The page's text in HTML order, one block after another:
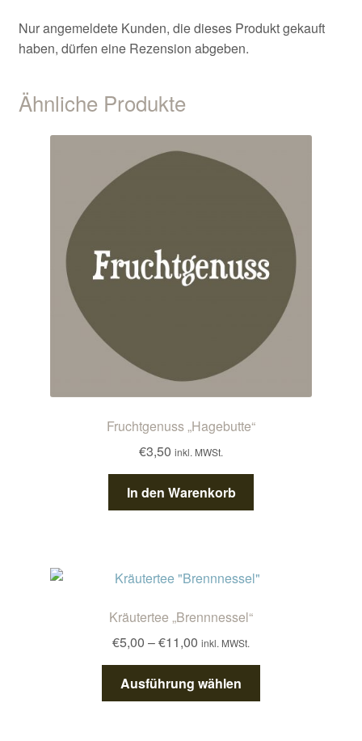
Nur angemeldete Kunden, die dieses Produkt gekauft
haben, dürfen eine Rezension abgeben.
Ähnliche Produkte
Fruchtgenuss „Hagebutte“
€3,50 inkl. MWSt.
In den Warenkorb
Kräutertee „Brennnessel“
€5,00 –€11,00 Preisspanne:
€5,00
bis
€11,00
inkl. MWSt.
Ausführung wählen